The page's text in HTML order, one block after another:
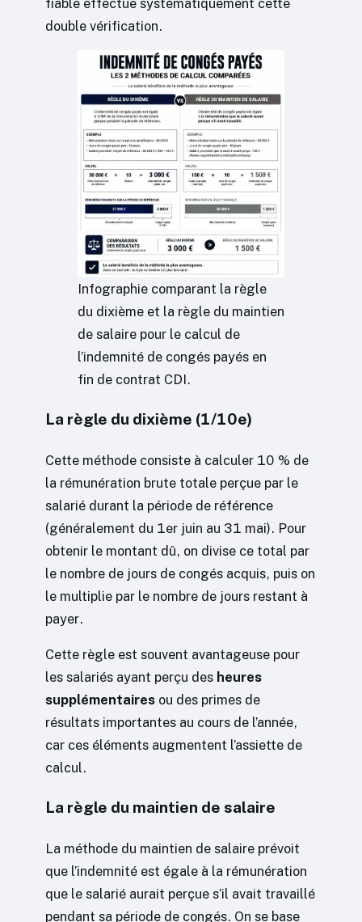
fiable effectue systématiquement cette
double vérification.
Infographie comparant la règle
du dixième et la règle du maintien
de salaire pour le calcul de
l’indemnité de congés payés en
fin de contrat CDI.
La règle du dixième (1/10e)
Cette méthode consiste à calculer 10 % de
la rémunération brute totale perçue par le
salarié durant la période de référence
(généralement du 1er juin au 31 mai). Pour
obtenir le montant dû, on divise ce total par
le nombre de jours de congés acquis, puis on
le multiplie par le nombre de jours restant à
payer.
Cette règle est souvent avantageuse pour
les salariés ayant perçu des heures
supplémentaires ou des primes de
résultats importantes au cours de l’année,
car ces éléments augmentent l’assiette de
calcul.
La règle du maintien de salaire
La méthode du maintien de salaire prévoit
que l’indemnité est égale à la rémunération
que le salarié aurait perçue s’il avait travaillé
pendant sa période de congés. On se base